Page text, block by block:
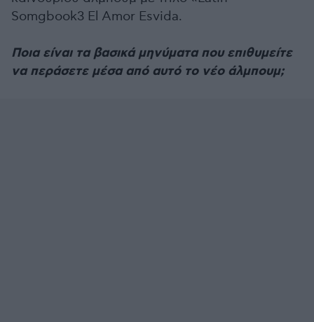
Somgbook3 El Amor Esvida.
Ποια είναι τα βασικά μηνύματα που επιθυμείτε
να περάσετε μέσα από αυτό το νέο άλμπουμ;